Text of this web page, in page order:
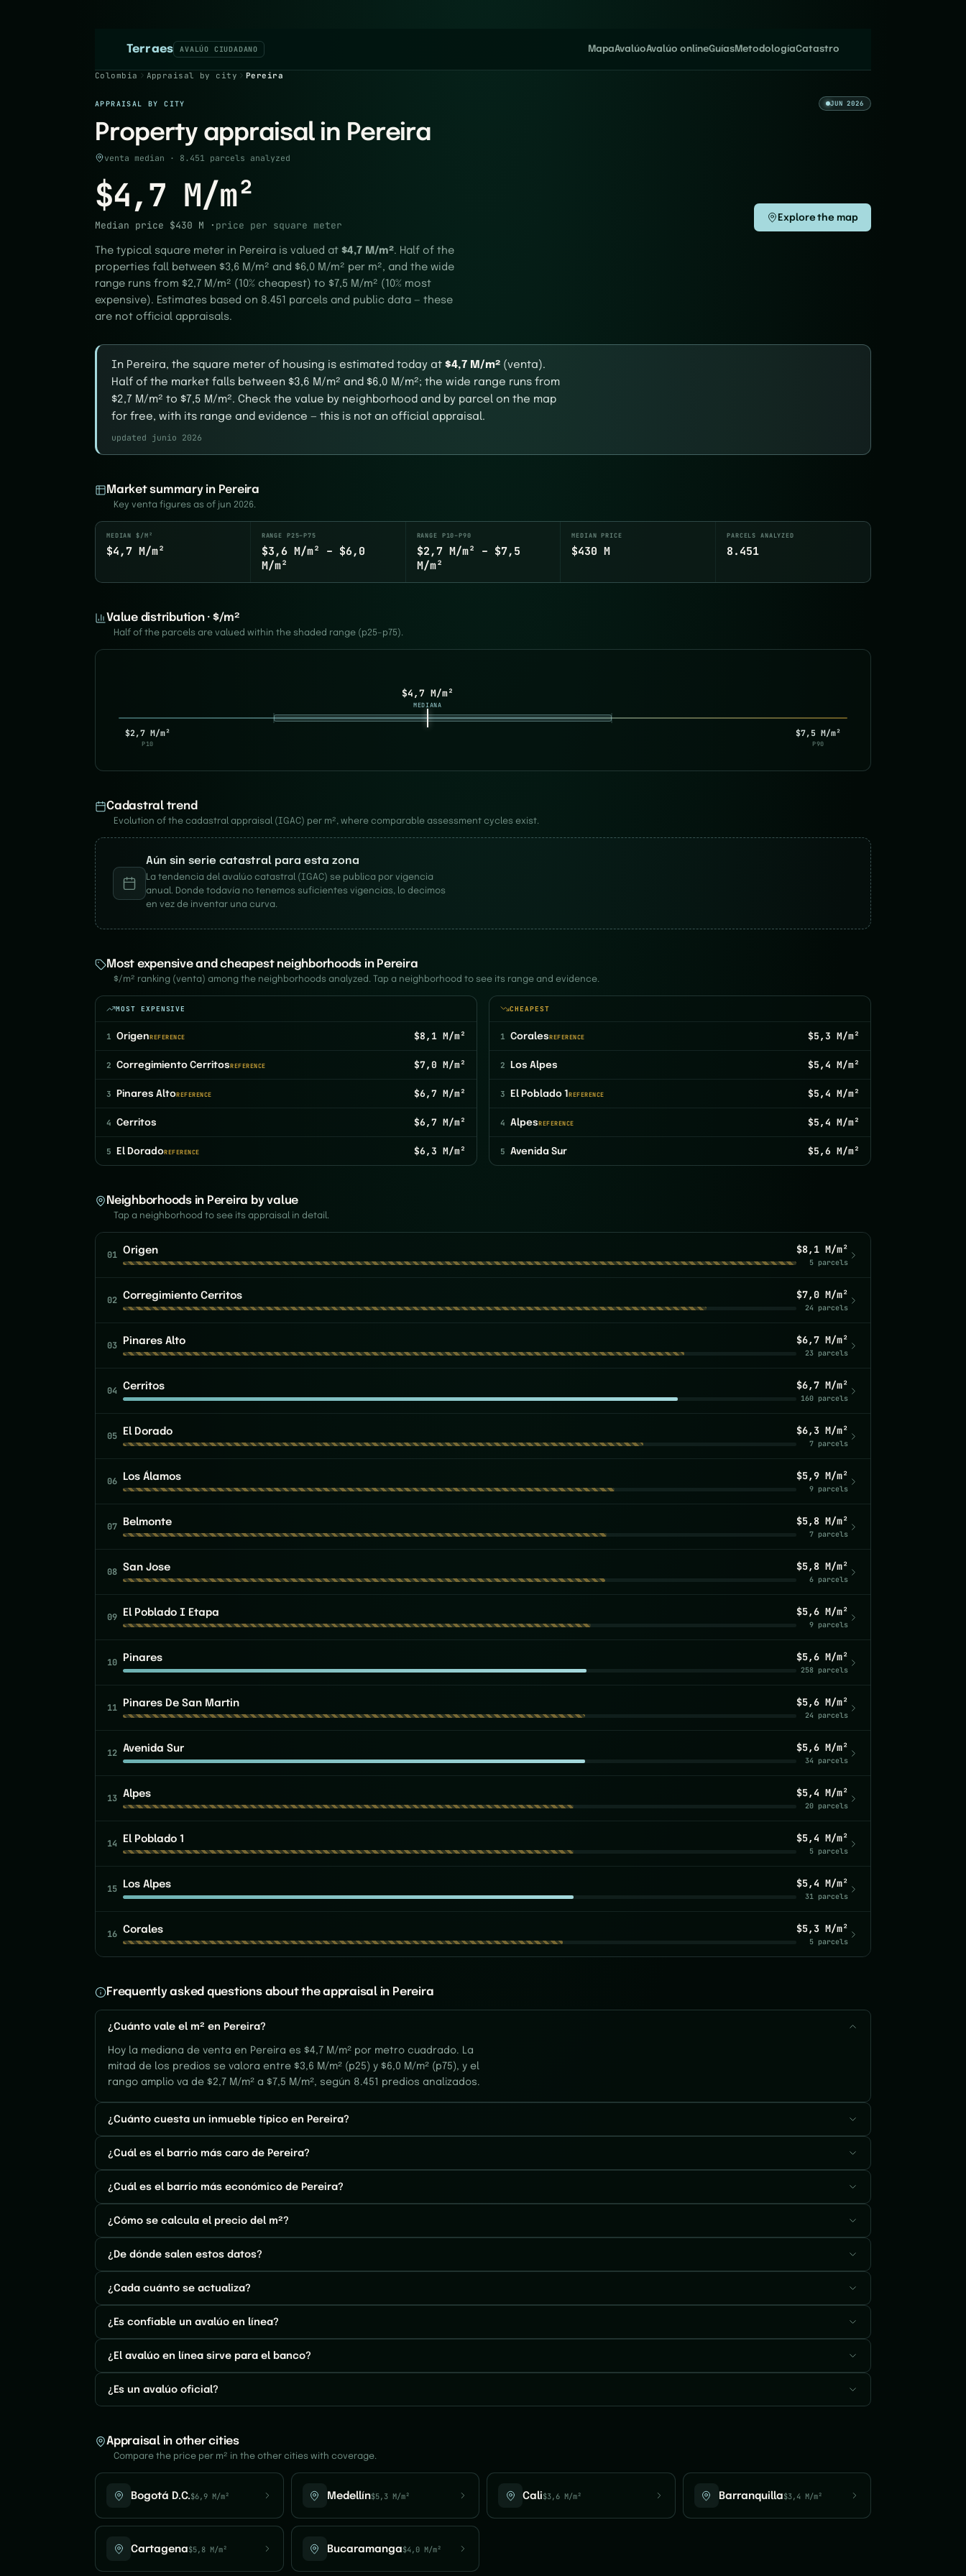
Terraes AVALÚO CIUDADANO MapaAvalúoAvalúo onlineGuíasMetodologíaCatastro
Colombia Appraisal by city Pereira
APPRAISAL BY CITY JUN 2026
Property appraisal in Pereira
venta median · 8.451 parcels analyzed
$4,7 M/m²
Median price $430 M · price per square meter
Explore the map
The typical square meter in Pereira is valued at $4,7 M/m². Half of the
properties fall between $3,6 M/m² and $6,0 M/m² per m², and the wide
range runs from $2,7 M/m² (10% cheapest) to $7,5 M/m² (10% most
expensive). Estimates based on 8.451 parcels and public data — these
are not official appraisals.
In Pereira, the square meter of housing is estimated today at $4,7 M/m² (venta).
Half of the market falls between $3,6 M/m² and $6,0 M/m²; the wide range runs from
$2,7 M/m² to $7,5 M/m². Check the value by neighborhood and by parcel on the map
for free, with its range and evidence — this is not an official appraisal.
updated junio 2026
Market summary in Pereira
Key venta figures as of jun 2026.
MEDIAN $/M²
$4,7 M/m²
RANGE P25–P75
$3,6 M/m² – $6,0
M/m²
RANGE P10–P90
$2,7 M/m² – $7,5
M/m²
MEDIAN PRICE
$430 M
PARCELS ANALYZED
8.451
Value distribution · $/m²
Half of the parcels are valued within the shaded range (p25–p75).
$2,7 M/m²
P10
$4,7 M/m²
MEDIANA
$7,5 M/m²
P90
Cadastral trend
Evolution of the cadastral appraisal (IGAC) per m², where comparable assessment cycles exist.
Aún sin serie catastral para esta zona
La tendencia del avalúo catastral (IGAC) se publica por vigencia
anual. Donde todavía no tenemos suficientes vigencias, lo decimos
en vez de inventar una curva.
Most expensive and cheapest neighborhoods in Pereira
$/m² ranking (venta) among the neighborhoods analyzed. Tap a neighborhood to see its range and evidence.
MOST EXPENSIVE
1 OrigenREFERENCE $8,1 M/m²
2 Corregimiento CerritosREFERENCE $7,0 M/m²
3 Pinares AltoREFERENCE $6,7 M/m²
4 Cerritos $6,7 M/m²
5 El DoradoREFERENCE $6,3 M/m²
CHEAPEST
1 CoralesREFERENCE $5,3 M/m²
2 Los Alpes $5,4 M/m²
3 El Poblado 1 REFERENCE $5,4 M/m²
4 AlpesREFERENCE $5,4 M/m²
5 Avenida Sur $5,6 M/m²
Neighborhoods in Pereira by value
Tap a neighborhood to see its appraisal in detail.
01 Origen $8,1 M/m²
5 parcels
02 Corregimiento Cerritos $7,0 M/m²
24 parcels
03 Pinares Alto $6,7 M/m²
23 parcels
04 Cerritos $6,7 M/m²
160 parcels
05 El Dorado $6,3 M/m²
7 parcels
06 Los Álamos $5,9 M/m²
9 parcels
07 Belmonte $5,8 M/m²
7 parcels
08 San Jose $5,8 M/m²
6 parcels
09 El Poblado I Etapa $5,6 M/m²
9 parcels
10 Pinares $5,6 M/m²
258 parcels
11 Pinares De San Martin $5,6 M/m²
24 parcels
12 Avenida Sur $5,6 M/m²
34 parcels
13 Alpes $5,4 M/m²
20 parcels
14 El Poblado 1 $5,4 M/m²
5 parcels
15 Los Alpes $5,4 M/m²
31 parcels
16 Corales $5,3 M/m²
5 parcels
Frequently asked questions about the appraisal in Pereira
¿Cuánto vale el m² en Pereira?
Hoy la mediana de venta en Pereira es $4,7 M/m² por metro cuadrado. La
mitad de los predios se valora entre $3,6 M/m² (p25) y $6,0 M/m² (p75), y el
rango amplio va de $2,7 M/m² a $7,5 M/m², según 8.451 predios analizados.
¿Cuánto cuesta un inmueble típico en Pereira?
¿Cuál es el barrio más caro de Pereira?
¿Cuál es el barrio más económico de Pereira?
¿Cómo se calcula el precio del m²?
¿De dónde salen estos datos?
¿Cada cuánto se actualiza?
¿Es confiable un avalúo en línea?
¿El avalúo en línea sirve para el banco?
¿Es un avalúo oficial?
Appraisal in other cities
Compare the price per m² in the other cities with coverage.
Bogotá D.C.$6,9 M/m² Medellín$5,3 M/m² Cali$3,6 M/m² Barranquilla$3,4 M/m²
Cartagena$5,8 M/m² Bucaramanga$4,0 M/m²